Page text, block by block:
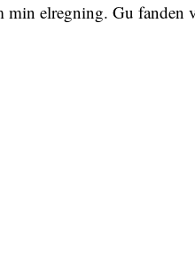
min elregning. Gu fanden